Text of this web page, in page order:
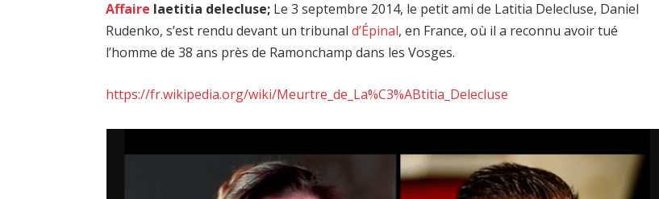
Affaire laetitia delecluse; Le 3 septembre 2014, le petit ami de Latitia Delecluse, Daniel
Rudenko, s’est rendu devant un tribunald’Épinal, en France, où il a reconnu avoir tué
l’homme de 38 ans près de Ramonchamp dans les Vosges.
https://fr.wikipedia.org/wiki/Meurtre_de_La%C3%ABtitia_Delecluse